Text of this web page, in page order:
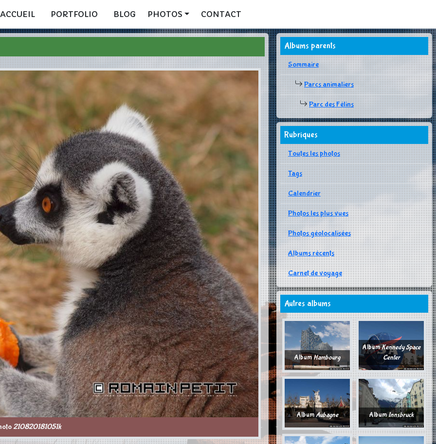
ACCUEIL PORTFOLIO BLOG PHOTOS CONTACT
210820181051k
Albums parents
Sommaire
Parcs animaliers
Parc des Félins
Rubriques
Toutes les photos
Tags
Calendrier
Photos les plus vues
Photos géolocalisées
Albums récents
Carnet de voyage
Autres albums
AlbumHambourg
AlbumKennedy Space
Center
AlbumAubagne AlbumInnsbruck